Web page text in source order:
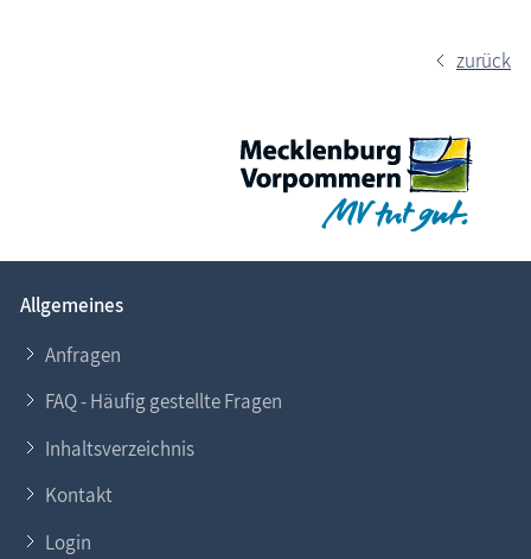
zurück
Allgemeines
Anfragen
FAQ - Häufig gestellte Fragen
Inhaltsverzeichnis
Kontakt
Login